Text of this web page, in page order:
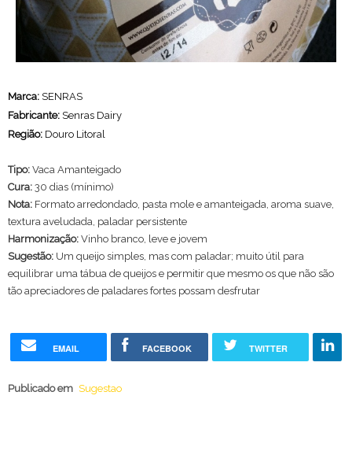
Marca: SENRAS
Fabricante: Senras Dairy
Região: Douro Litoral
Tipo: Vaca Amanteigado
Cura: 30 dias (mínimo)
Nota: Formato arredondado, pasta mole e amanteigada, aroma suave,
textura aveludada, paladar persistente
Harmonização: Vinho branco, leve e jovem
Sugestão: Um queijo simples, mas com paladar; muito útil para
equilibrar uma tábua de queijos e permitir que mesmo os que não são
tão apreciadores de paladares fortes possam desfrutar
EMAIL FACEBOOK TWITTER
Publicado em Sugestao